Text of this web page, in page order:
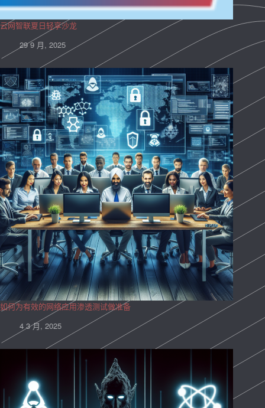
云网智联夏日轻享沙龙
29 9 月, 2025
如何为有效的网络应用渗透测试做准备
4 3 月, 2025